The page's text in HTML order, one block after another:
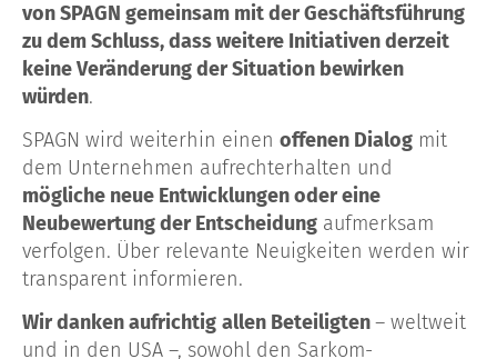
von SPAGN gemeinsam mit der Geschäftsführung
zu dem Schluss, dass weitere Initiativen derzeit
keine Veränderung der Situation bewirken
würden.
SPAGN wird weiterhin einen offenen Dialog mit
dem Unternehmen aufrechterhalten und
mögliche neue Entwicklungen oder eine
Neubewertung der Entscheidung aufmerksam
verfolgen. Über relevante Neuigkeiten werden wir
transparent informieren.
Wir danken aufrichtig allen Beteiligten– weltweit
und in den USA –, sowohl den Sarkom-